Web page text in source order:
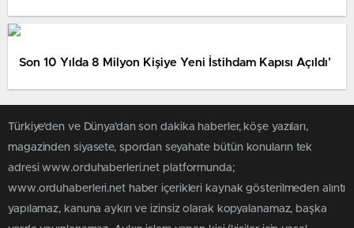
Son 10 Yılda 8 Milyon Kişiye Yeni İstihdam Kapısı Açıldı’
Türkiye'den ve Dünya’dan son dakika haberler, köşe yazıları,
magazinden siyasete, spordan seyahate bütün konuların tek
adresi www.orduhaberleri.net platformunda;
www.orduhaberleri.net haber içerikleri kaynak gösterilmeden alıntı
yapılamaz, kanuna aykırı ve izinsiz olarak kopyalanamaz, başka